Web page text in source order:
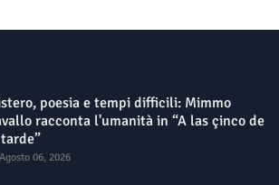
poesia e tempi difficili: Mimmo
racconta l'umanità in “A las çinco de
Agosto 06, 2026